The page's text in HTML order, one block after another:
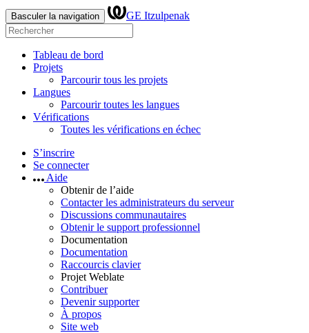
Basculer la navigation GE Itzulpenak
Tableau de bord
Projets
Parcourir tous les projets
Langues
Parcourir toutes les langues
Vérifications
Toutes les vérifications en échec
S’inscrire
Se connecter
Aide
Obtenir de l’aide
Contacter les administrateurs du serveur
Discussions communautaires
Obtenir le support professionnel
Documentation
Documentation
Raccourcis clavier
Projet Weblate
Contribuer
Devenir supporter
À propos
Site web